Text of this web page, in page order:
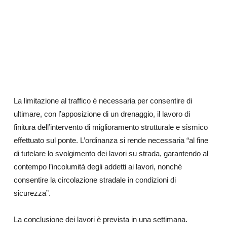
La limitazione al traffico è necessaria per consentire di
ultimare, con l’apposizione di un drenaggio, il lavoro di
finitura dell’intervento di miglioramento strutturale e sismico
effettuato sul ponte. L’ordinanza si rende necessaria “al fine
di tutelare lo svolgimento dei lavori su strada, garantendo al
contempo l’incolumità degli addetti ai lavori, nonché
consentire la circolazione stradale in condizioni di
sicurezza”.
La conclusione dei lavori è prevista in una settimana.